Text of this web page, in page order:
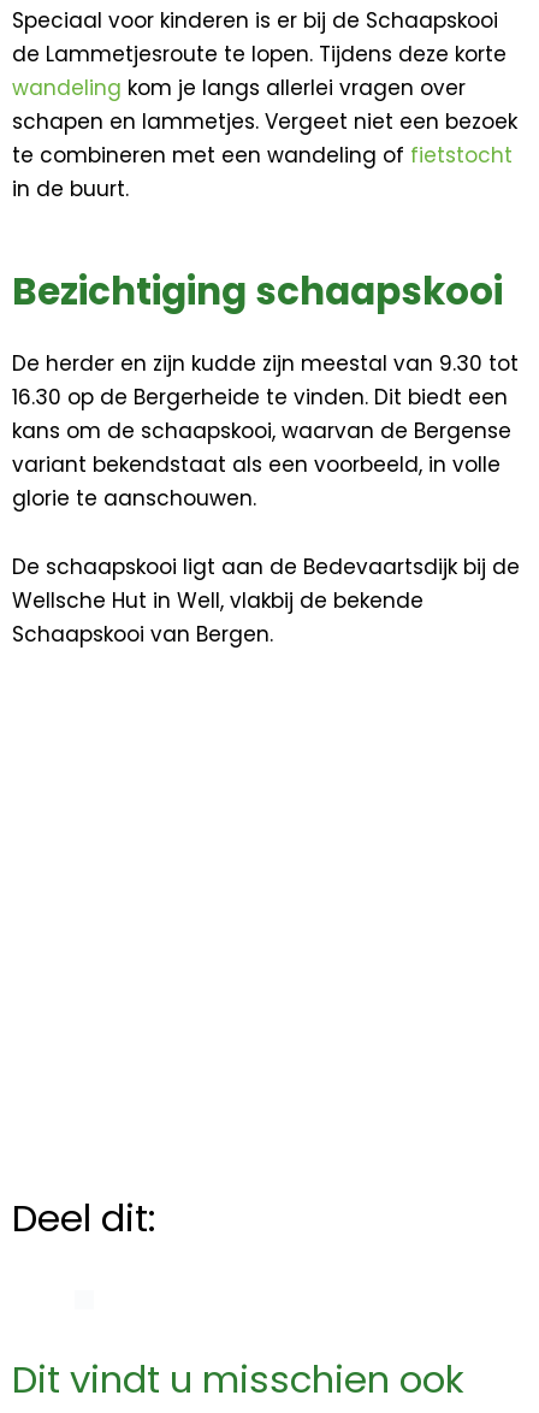
Speciaal voor kinderen is er bij de Schaapskooi
de Lammetjesroute te lopen. Tijdens deze korte
wandeling kom je langs allerlei vragen over
schapen en lammetjes. Vergeet niet een bezoek
te combineren met een wandeling of fietstocht
in de buurt.
Bezichtiging schaapskooi
De herder en zijn kudde zijn meestal van 9.30 tot
16.30 op de Bergerheide te vinden. Dit biedt een
kans om de schaapskooi, waarvan de Bergense
variant bekendstaat als een voorbeeld, in volle
glorie te aanschouwen.
De schaapskooi ligt aan de Bedevaartsdijk bij de
Wellsche Hut in Well, vlakbij de bekende
Schaapskooi van Bergen.
Deel dit:
Dit vindt u misschien ook